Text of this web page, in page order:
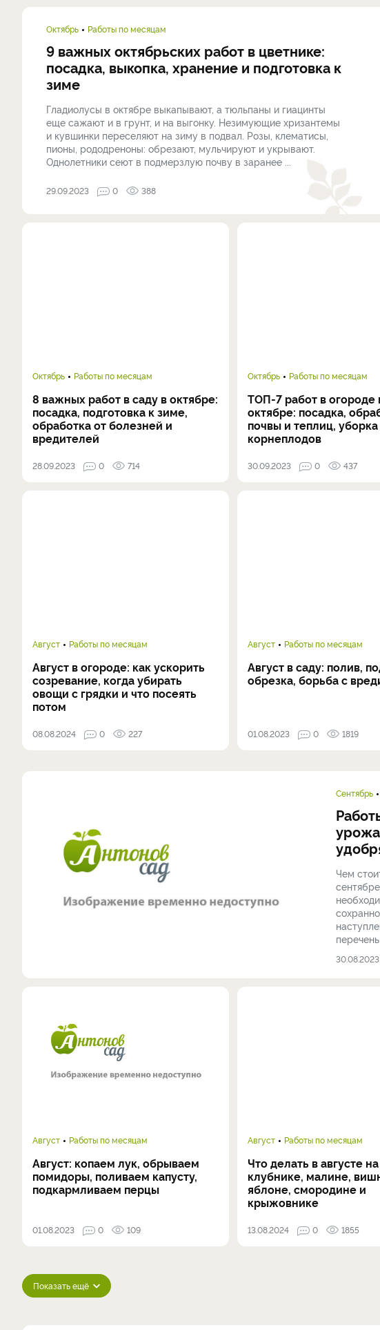
Октябрь Работы по месяцам
9 важных октябрьских работ в цветнике:
посадка, выкопка, хранение и подготовка к
зиме
Гладиолусы в октябре выкапывают, а тюльпаны и гиацинты
еще сажают и в грунт, и на выгонку. Незимующие хризантемы
и кувшинки переселяют на зиму в подвал. Розы, клематисы,
пионы, рододреноны: обрезают, мульчируют и укрывают.
Однолетники сеют в подмерзлую почву в заранее ...
29.09.2023 0 388
Октябрь Работы по месяцам
8 важных работ в саду в октябре:
посадка, подготовка к зиме,
обработка от болезней и
вредителей
28.09.2023 0 714
Октябрь Работы по месяцам
ТОП-7 работ в огороде
октябре: посадка,
почвы и теплиц, уборка
корнеплодов
30.09.2023 0 437
Август Работы по месяцам
Август в огороде: как ускорить
созревание, когда убирать
овощи с грядки и что посеять
потом
08.08.2024 0 227
Август Работы по месяцам
Август в саду: полив,
обрезка, борьба с
01.08.2023 0 1819
Сентябрь
Чем
перечень
30.08.2023
Август Работы по месяцам
Август: копаем лук, обрываем
помидоры, поливаем капусту,
подкармливаем перцы
01.08.2023 0 109
Август Работы по месяцам
Что делать в августе на
клубнике, малине,
яблоне, смородине и
крыжовнике
13.08.2024 0 1855
Показать ещё